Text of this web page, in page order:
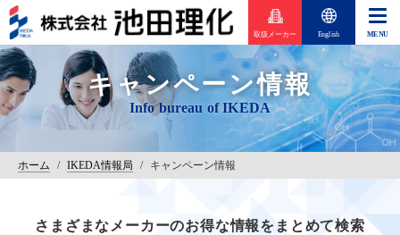
取扱メーカー English
キャンペーン情報
ホーム / IKEDA情報局 / キャンペーン情報
さまざまなメーカーのお得な情報をまとめて検索